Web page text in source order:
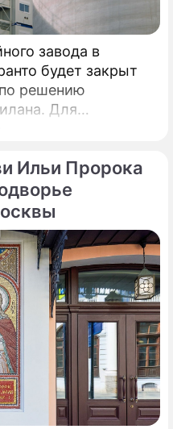
завода в
будет закрыт
решению
Для
необходимо
из цеха,
компании Acciaierie
как Ilva
на
Ильи Пророка